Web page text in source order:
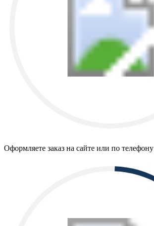
Оформляете заказ на сайте или по телефону